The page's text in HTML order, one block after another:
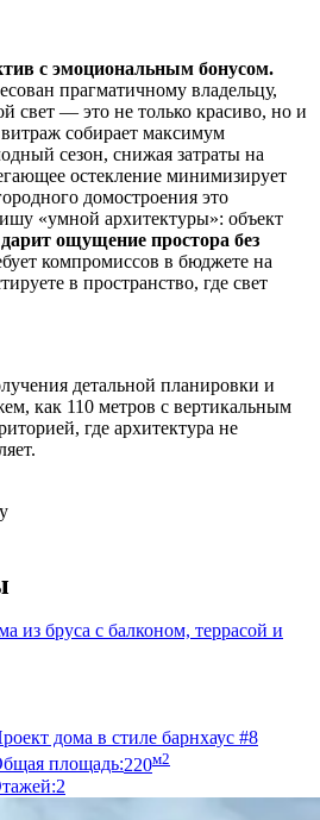
с эмоциональным бонусом.
прагматичному владельцу,
свет — это не только красиво, но и
собирает максимум
сезон, снижая затраты на
остекление минимизирует
домостроения это
«умной архитектуры»: объект
дарит ощущение простора без
компромиссов в бюджете на
в пространство, где свет
детальной планировки и
как 110 метров с вертикальным
где архитектура не
из бруса с балконом, террасой и
дома в стиле барнхаус #8
площадь:220м2
2